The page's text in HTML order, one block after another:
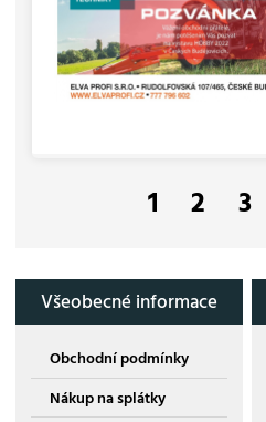
1 2 3
Všeobecné informace
Obchodní podmínky
Nákup na splátky